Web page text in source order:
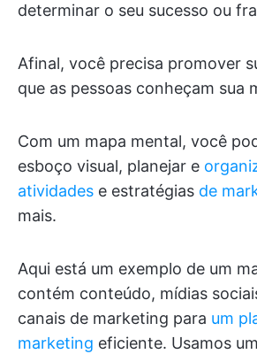
determinar o seu sucesso ou
Afinal, você precisa promover
que as pessoas conheçam sua
Com um mapa mental, você
esboço visual, planejar e
atividades e estratégias de
mais.
Aqui está um exemplo de um
contém conteúdo, mídias
canais de marketing para um
marketing eficiente. Usamos